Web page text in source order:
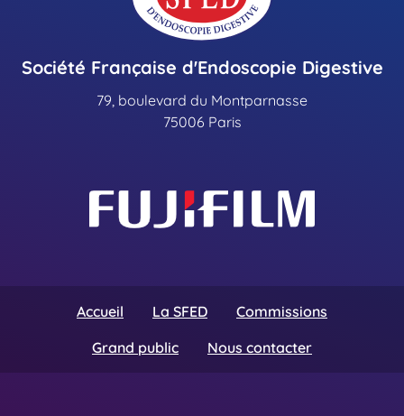
Société Française d'Endoscopie Digestive
79, boulevard du Montparnasse
75006 Paris
Accueil La SFED
Commissions
Grand public
Nous contacter